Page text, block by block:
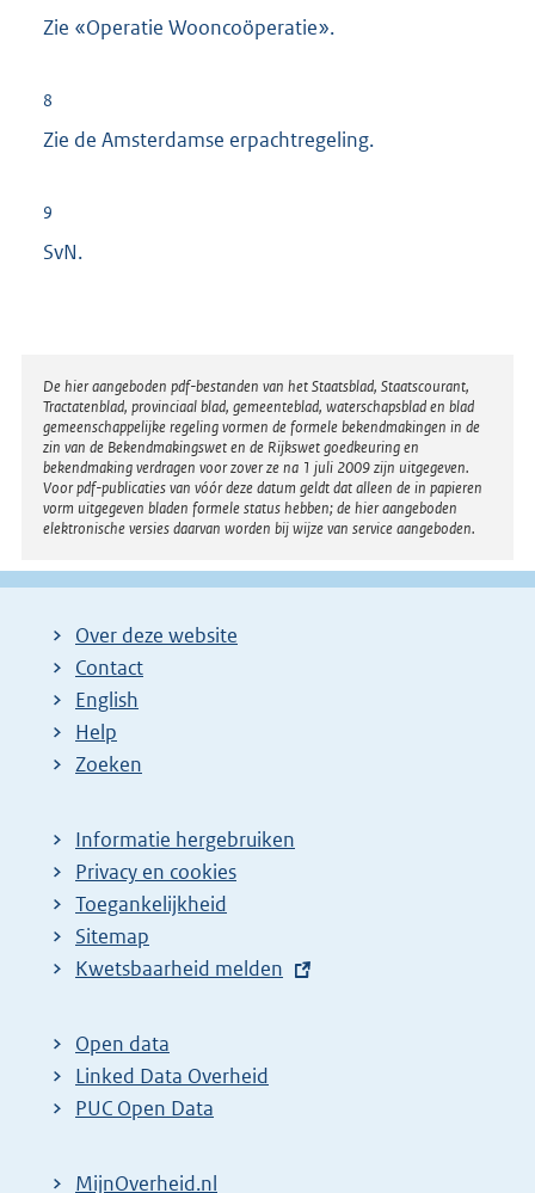
Zie «Operatie Wooncoöperatie».
8
Zie de Amsterdamse erpachtregeling.
9
SvN.
Disclaimer
De hier aangeboden pdf-bestanden van het Staatsblad, Staatscourant,
Tractatenblad, provinciaal blad, gemeenteblad, waterschapsblad en blad
gemeenschappelijke regeling vormen de formele bekendmakingen in de
zin van de Bekendmakingswet en de Rijkswet goedkeuring en
bekendmaking verdragen voor zover ze na 1 juli 2009 zijn uitgegeven.
Voor pdf-publicaties van vóór deze datum geldt dat alleen de in papieren
vorm uitgegeven bladen formele status hebben; de hier aangeboden
elektronische versies daarvan worden bij wijze van service aangeboden.
Over deze website
Contact
English
Help
Zoeken
Informatie hergebruiken
Privacy en cookies
Toegankelijkheid
Sitemap
E
t
e
r
Kwetsbaarheid melden
Open data
Linked Data Overheid
PUC Open Data
MijnOverheid.nl